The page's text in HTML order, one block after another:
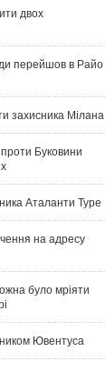
двох
перейшов в Райо
захисника Мілана
Буковини
Аталанти Туре
на адресу
було мріяти
Ювентуса